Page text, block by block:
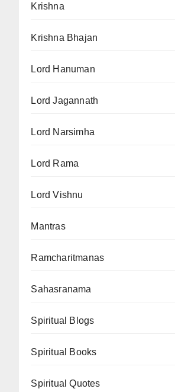
Krishna
Krishna Bhajan
Lord Hanuman
Lord Jagannath
Lord Narsimha
Lord Rama
Lord Vishnu
Mantras
Ramcharitmanas
Sahasranama
Spiritual Blogs
Spiritual Books
Spiritual Quotes